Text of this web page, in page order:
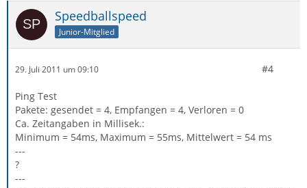
Speedballspeed
Junior-Mitglied
29. Juli 2011 um 09:10 #4
Ping Test
Pakete: gesendet = 4, Empfangen = 4, Verloren = 0
Ca. Zeitangaben in Millisek.:
Minimum = 54ms, Maximum = 55ms, Mittelwert = 54 ms
---
?
---